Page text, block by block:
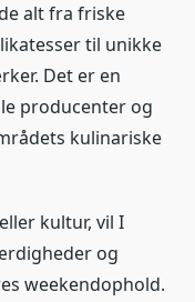
alt fra friske
til unikke
Det er en
producenter og
kulinariske
kultur, vil I
og
weekendophold.